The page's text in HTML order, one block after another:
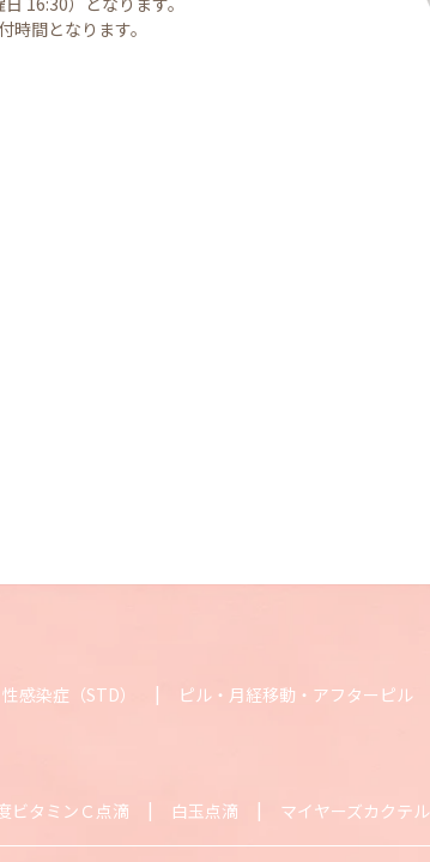
間となります。
感染症（STD） ピル・月経移動・アフターピル
ビタミンＣ点滴 白玉点滴 マイヤーズカクテル